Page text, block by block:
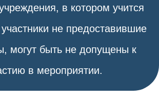
в котором учится
не предоставившие
могут быть не допущены к
в мероприятии.